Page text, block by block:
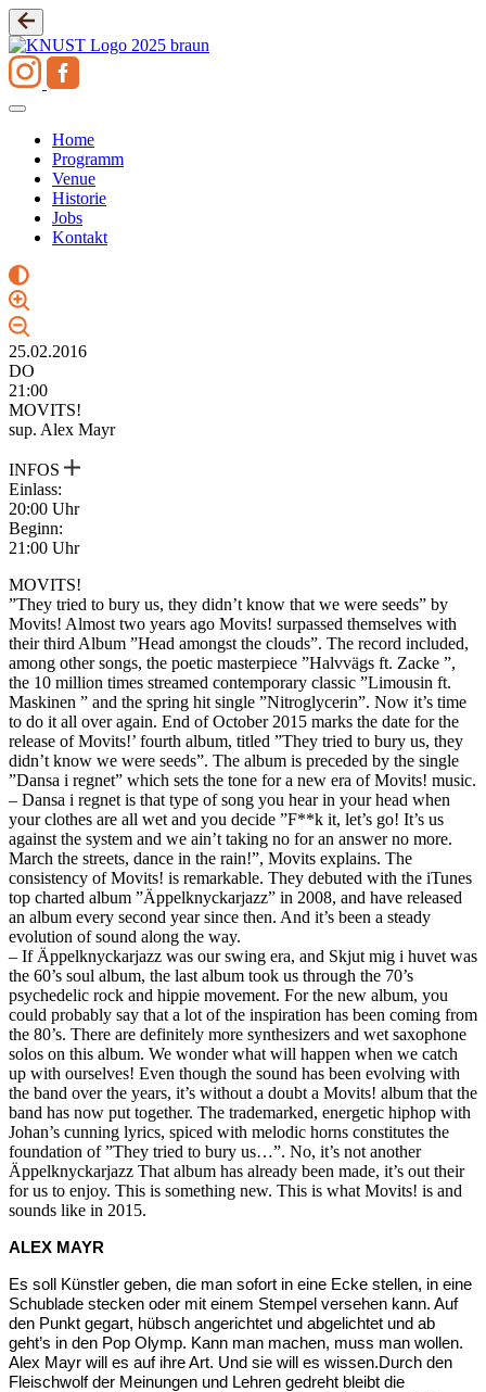
Zum
Inhalt
springen
Home
Programm
Venue
Historie
Jobs
Kontakt
25.02.2016
DO
21:00
MOVITS!
sup. Alex Mayr
INFOS
Einlass:
20:00 Uhr
Beginn:
21:00 Uhr
MOVITS!
”They tried to bury us, they didn’t know that we were seeds” by
Movits! Almost two years ago Movits! surpassed themselves with
their third Album ”Head amongst the clouds”. The record included,
among other songs, the poetic masterpiece ”Halvvägs ft. Zacke ”,
the 10 million times streamed contemporary classic ”Limousin ft.
Maskinen ” and the spring hit single ”Nitroglycerin”. Now it’s time
to do it all over again. End of October 2015 marks the date for the
release of Movits!’ fourth album, titled ”They tried to bury us, they
didn’t know we were seeds”. The album is preceded by the single
”Dansa i regnet” which sets the tone for a new era of Movits! music.
– Dansa i regnet is that type of song you hear in your head when
your clothes are all wet and you decide ”F**k it, let’s go! It’s us
against the system and we ain’t taking no for an answer no more.
March the streets, dance in the rain!”, Movits explains. The
consistency of Movits! is remarkable. They debuted with the iTunes
top charted album ”Äppelknyckarjazz” in 2008, and have released
an album every second year since then. And it’s been a steady
evolution of sound along the way.
– If Äppelknyckarjazz was our swing era, and Skjut mig i huvet was
the 60’s soul album, the last album took us through the 70’s
psychedelic rock and hippie movement. For the new album, you
could probably say that a lot of the inspiration has been coming from
the 80’s. There are definitely more synthesizers and wet saxophone
solos on this album. We wonder what will happen when we catch
up with ourselves! Even though the sound has been evolving with
the band over the years, it’s without a doubt a Movits! album that the
band has now put together. The trademarked, energetic hiphop with
Johan’s cunning lyrics, spiced with melodic horns constitutes the
foundation of ”They tried to bury us…”. No, it’s not another
Äppelknyckarjazz That album has already been made, it’s out their
for us to enjoy. This is something new. This is what Movits! is and
sounds like in 2015.
ALEX MAYR
Es soll Künstler geben, die man sofort in eine Ecke stellen, in eine
Schublade stecken oder mit einem Stempel versehen kann. Auf
den Punkt gegart, hübsch angerichtet und abgelichtet und ab
geht’s in den Pop Olymp. Kann man machen, muss man wollen.
Alex Mayr will es auf ihre Art. Und sie will es wissen.Durch den
Fleischwolf der Meinungen und Lehren gedreht bleibt die